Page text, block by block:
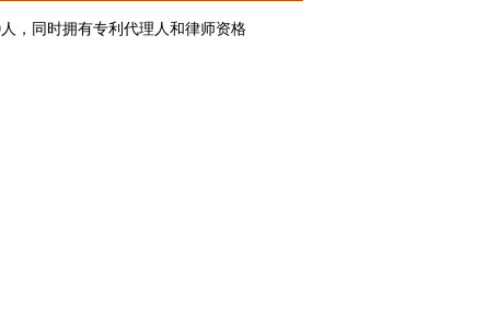
，同时拥有专利代理人和律师资格